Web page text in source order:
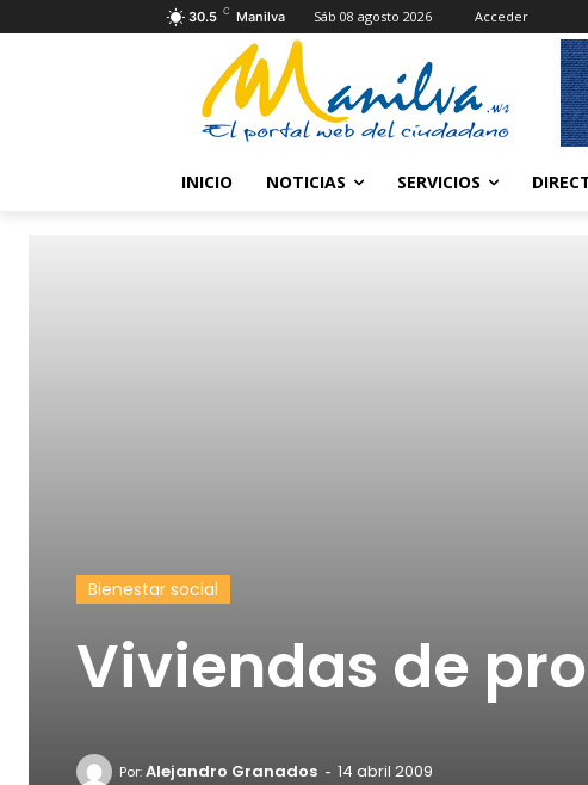
30.5 C Manilva Sáb 08 agosto 2026 Acceder
INICIO NOTICIAS SERVICIOS
Bienestar social
Viviendas de
Por:Alejandro Granados - 14 abril 2009